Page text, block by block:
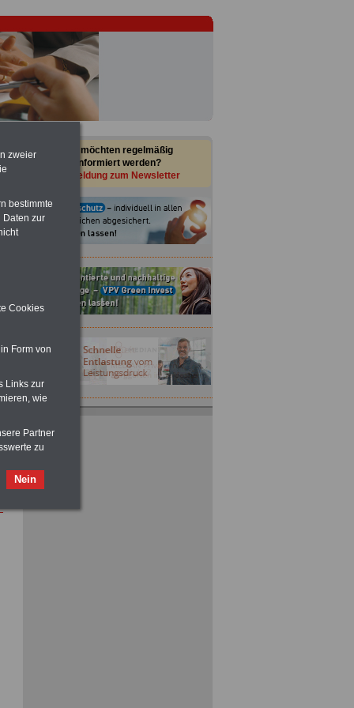
Sie möchten regelmäßig
informiert werden?
Anmeldung zum Newsletter
zweier
bestimmte
Daten zur
Cookies
Form von
Links zur
wie
Partner
zu
Nein